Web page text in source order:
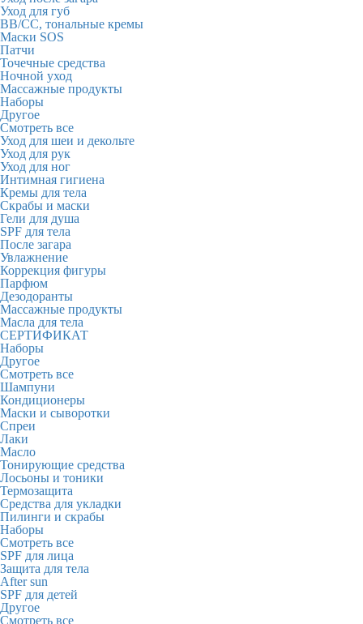
Уход для губ
BB/CC, тональные кремы
Маски SOS
Патчи
Точечные средства
Ночной уход
Массажные продукты
Наборы
Другое
Смотреть все
Уход для шеи и декольте
Уход для рук
Уход для ног
Интимная гигиена
Кремы для тела
Скрабы и маски
Гели для душа
SPF для тела
После загара
Увлажнение
Коррекция фигуры
Парфюм
Дезодоранты
Массажные продукты
Масла для тела
СЕРТИФИКАТ
Наборы
Другое
Смотреть все
Шампуни
Кондиционеры
Маски и сыворотки
Спреи
Лаки
Масло
Тонирующие средства
Лосьоны и тоники
Термозащита
Средства для укладки
Пилинги и скрабы
Наборы
Смотреть все
SPF для лица
Защита для тела
After sun
SPF для детей
Другое
Смотреть все